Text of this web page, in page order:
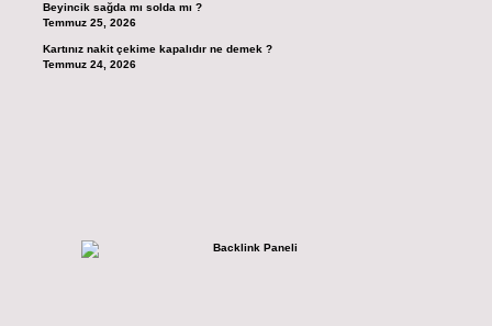
Beyincik sağda mı solda mı ?
Temmuz 25, 2026
Kartınız nakit çekime kapalıdır ne demek ?
Temmuz 24, 2026